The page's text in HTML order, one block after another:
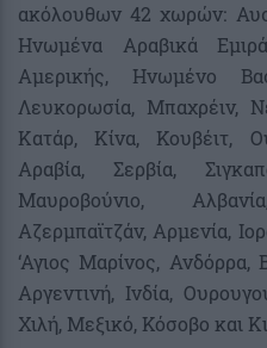
ακόλουθων 42 χωρών:
Ηνωμένα Αραβικά
Αμερικής, Ηνωμένο
Λευκορωσία, Μπαχρέιν,
Κατάρ, Κίνα, Κουβέιτ,
Αραβία, Σερβία,
Μαυροβούνιο,
Αζερμπαϊτζάν, Αρμενία,
‘Αγιος Μαρίνος, Ανδόρρα,
Αργεντινή, Ινδία,
Χιλή, Μεξικό, Κόσοβο και